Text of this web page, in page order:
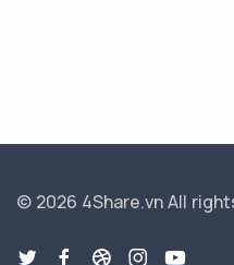
© 2026 4Share.vnAll